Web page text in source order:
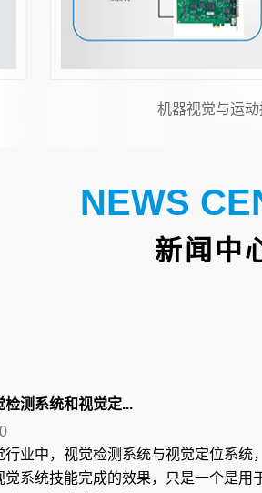
机器人
NEWS
新闻中
检测系统和视觉定...
业中，视觉检测系统与视觉定位系统，
觉系统技能完成的效果，只是一个是用